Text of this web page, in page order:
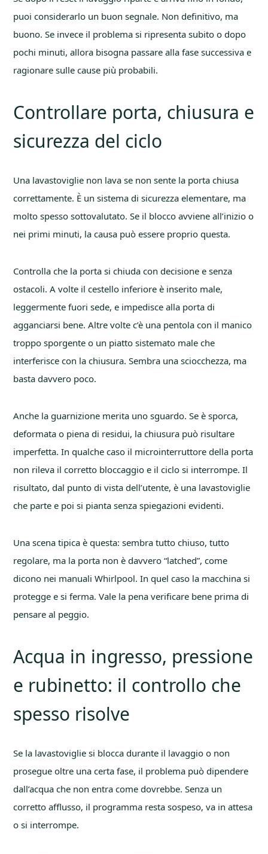
puoi considerarlo un buon segnale. Non definitivo, ma
buono. Se invece il problema si ripresenta subito o dopo
pochi minuti, allora bisogna passare alla fase successiva e
ragionare sulle cause più probabili.
Controllare porta, chiusura e
sicurezza del ciclo
Una lavastoviglie non lava se non sente la porta chiusa
correttamente. È un sistema di sicurezza elementare, ma
molto spesso sottovalutato. Se il blocco avviene all’inizio o
nei primi minuti, la causa può essere proprio questa.
Controlla che la porta si chiuda con decisione e senza
ostacoli. A volte il cestello inferiore è inserito male,
leggermente fuori sede, e impedisce alla porta di
agganciarsi bene. Altre volte c’è una pentola con il manico
troppo sporgente o un piatto sistemato male che
interferisce con la chiusura. Sembra una sciocchezza, ma
basta davvero poco.
Anche la guarnizione merita uno sguardo. Se è sporca,
deformata o piena di residui, la chiusura può risultare
imperfetta. In qualche caso il microinterruttore della porta
non rileva il corretto bloccaggio e il ciclo si interrompe. Il
risultato, dal punto di vista dell’utente, è una lavastoviglie
che parte e poi si pianta senza spiegazioni evidenti.
Una scena tipica è questa: sembra tutto chiuso, tutto
regolare, ma la porta non è davvero “latched”, come
dicono nei manuali Whirlpool. In quel caso la macchina si
protegge e si ferma. Vale la pena verificare bene prima di
pensare al peggio.
Acqua in ingresso, pressione
e rubinetto: il controllo che
spesso risolve
Se la lavastoviglie si blocca durante il lavaggio o non
prosegue oltre una certa fase, il problema può dipendere
dall’acqua che non entra come dovrebbe. Senza un
corretto afflusso, il programma resta sospeso, va in attesa
o si interrompe.